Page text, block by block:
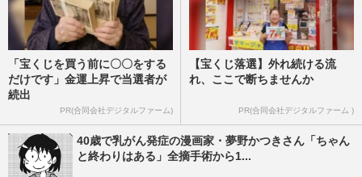
「宝くじを買う前に〇〇をする
だけです」金運上昇で当選者が
続出
PR(合同会社デジタルファーム)
【宝くじ落選】外れ続ける流
れ、ここで断ちませんか
PR(合同会社デジタルファーム )
40歳で乳がん発症の漫画家・夢野かつきさん「ちゃん
と終わりはある」全摘手術から1...